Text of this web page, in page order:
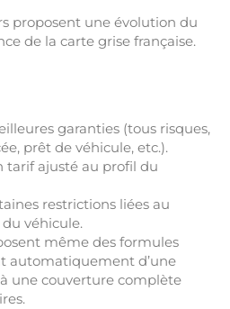
proposent une évolution du
de la carte grise française.
garanties (tous risques,
prêt de véhicule, etc.).
tarif ajusté au profil du
restrictions liées au
véhicule.
même des formules
automatiquement d’une
une couverture complète